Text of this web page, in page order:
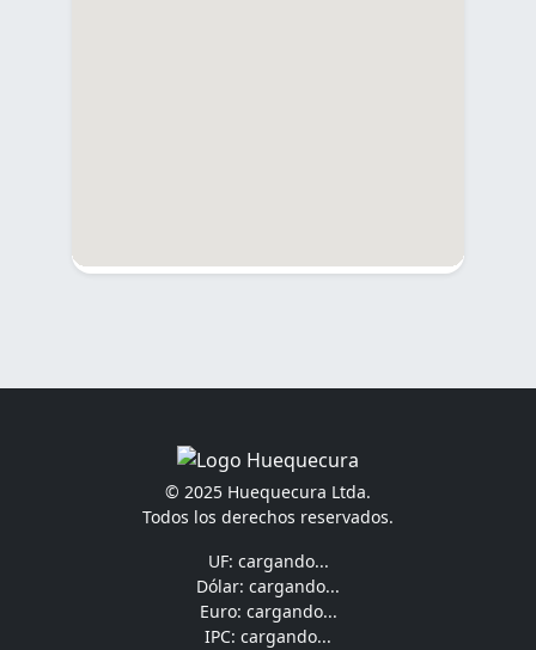
© 2025 Huequecura Ltda.
Todos los derechos reservados.
UF: cargando...
Dólar: cargando...
Euro: cargando...
IPC: cargando...